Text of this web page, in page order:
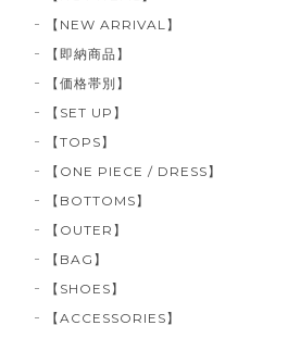
【NEW ARRIVAL】
【即納商品】
【価格帯別】
【SET UP】
【TOPS】
【ONE PIECE / DRESS】
【BOTTOMS】
【OUTER】
【BAG】
【SHOES】
【ACCESSORIES】